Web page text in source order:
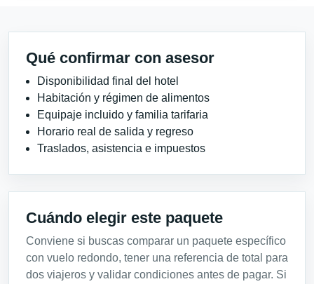
Qué confirmar con asesor
Disponibilidad final del hotel
Habitación y régimen de alimentos
Equipaje incluido y familia tarifaria
Horario real de salida y regreso
Traslados, asistencia e impuestos
Cuándo elegir este paquete
Conviene si buscas comparar un paquete específico
con vuelo redondo, tener una referencia de total para
dos viajeros y validar condiciones antes de pagar. Si